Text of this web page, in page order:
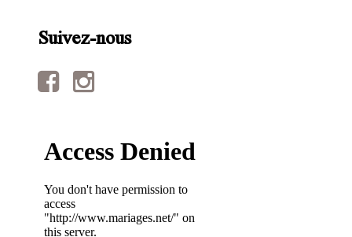
Suivez-nous